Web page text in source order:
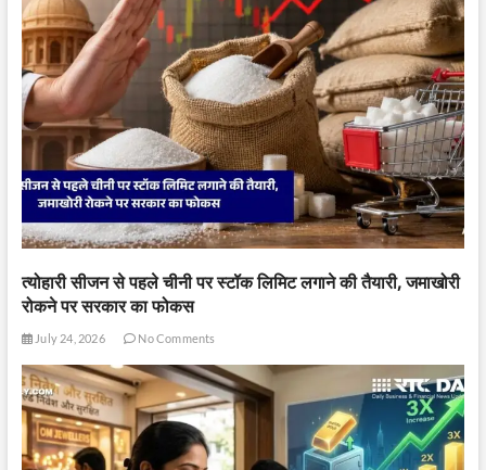
त्योहारी सीजन से पहले चीनी पर स्टॉक लिमिट लगाने की तैयारी, जमाखोरी
रोकने पर सरकार का फोकस
July 24, 2026 No Comments